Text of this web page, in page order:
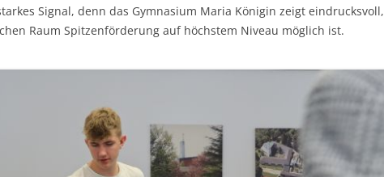
Signal, denn das Gymnasium Maria Königin zeigt eindrucksvoll,
Raum Spitzenförderung auf höchstem Niveau möglich ist.